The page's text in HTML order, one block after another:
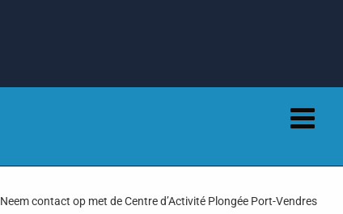
Neem contact op met de Centre d’Activité Plongée Port-Vendres